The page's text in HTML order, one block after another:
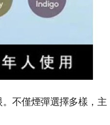
不僅煙彈選擇多樣，主